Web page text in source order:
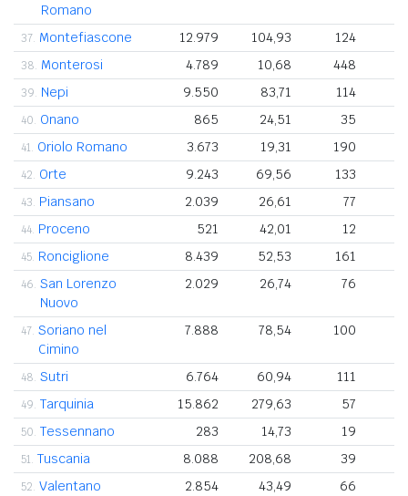
Romano
37. Montefiascone 12.979 104,93 124
38. Monterosi 4.789 10,68 448
39. Nepi 9.550 83,71 114
40. Onano 865 24,51 35
41. Oriolo Romano 3.673 19,31 190
42. Orte 9.243 69,56 133
43. Piansano 2.039 26,61 77
44. Proceno 521 42,01 12
45. Ronciglione 8.439 52,53 161
46. San Lorenzo
Nuovo
2.029 26,74 76
47. Soriano nel
Cimino
7.888 78,54 100
48. Sutri 6.764 60,94 111
49. Tarquinia 15.862 279,63 57
50. Tessennano 283 14,73 19
51. Tuscania 8.088 208,68 39
52. Valentano 2.854 43,49 66